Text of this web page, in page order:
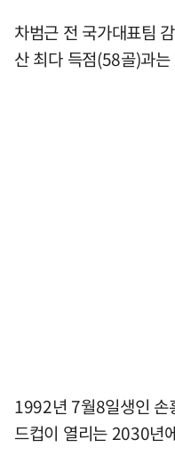
차범근 전 국가대표팀
산 최다 득점(58골)과
1992년 7월8일생인 손
드컵이 열리는 2030년